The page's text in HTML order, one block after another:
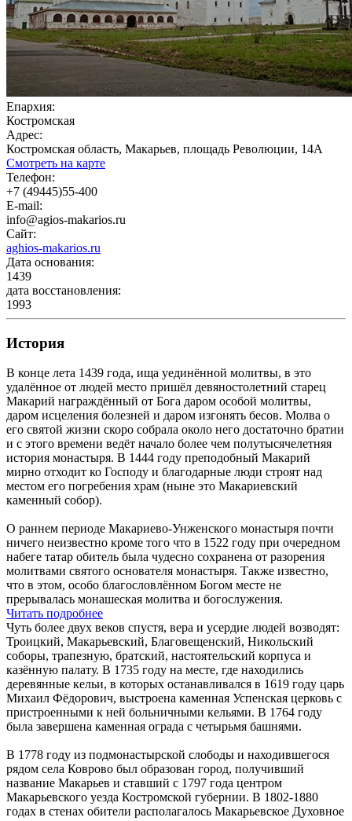
Епархия:
Костромская
Адрес:
Костромская область, Макарьев, площадь Революции, 14А
Смотреть на карте
Телефон:
+7 (49445)55-400
E-mail:
info@agios-makarios.ru
Сайт:
aghios-makarios.ru
Дата основания:
1439
дата восстановления:
1993
История
В конце лета 1439 года, ища уединённой молитвы, в это
удалённое от людей место пришёл девяностолетний старец
Макарий награждённый от Бога даром особой молитвы,
даром исцеления болезней и даром изгонять бесов. Молва о
его святой жизни скоро собрала около него достаточно братии
и с этого времени ведёт начало более чем полутысячелетняя
история монастыря. В 1444 году преподобный Макарий
мирно отходит ко Господу и благодарные люди строят над
местом его погребения храм (ныне это Макариевский
каменный собор).
О раннем периоде Макариево-Унженского монастыря почти
ничего неизвестно кроме того что в 1522 году при очередном
набеге татар обитель была чудесно сохранена от разорения
молитвами святого основателя монастыря. Также известно,
что в этом, особо благословлённом Богом месте не
прерывалась монашеская молитва и богослужения.
Читать подробнее
Чуть более двух веков спустя, вера и усердие людей возводят:
Троицкий, Макарьевский, Благовещенский, Никольский
соборы, трапезную, братский, настоятельский корпуса и
казённую палату. В 1735 году на месте, где находились
деревянные кельи, в которых останавливался в 1619 году царь
Михаил Фёдорович, выстроена каменная Успенская церковь с
пристроенными к ней больничными кельями. В 1764 году
была завершена каменная ограда с четырьмя башнями.
В 1778 году из подмонастырской слободы и находившегося
рядом села Коврово был образован город, получивший
название Макарьев и ставший с 1797 года центром
Макарьевского уезда Костромской губернии. В 1802-1880
годах в стенах обители располагалось Макарьевское Духовное